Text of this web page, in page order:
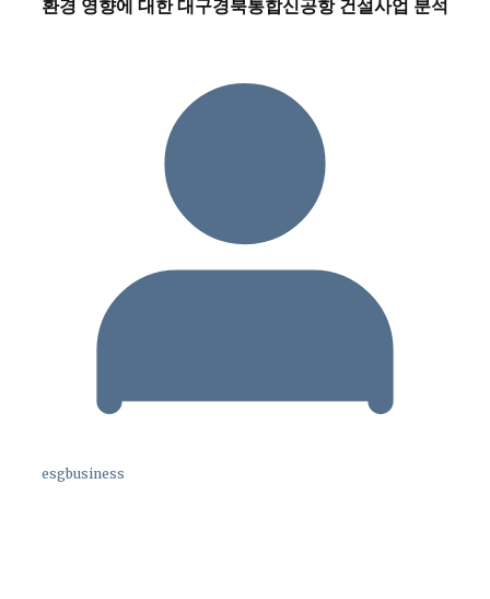
환경 영향에 대한 대구경북통합신공항 건설사업 분석
esgbusiness